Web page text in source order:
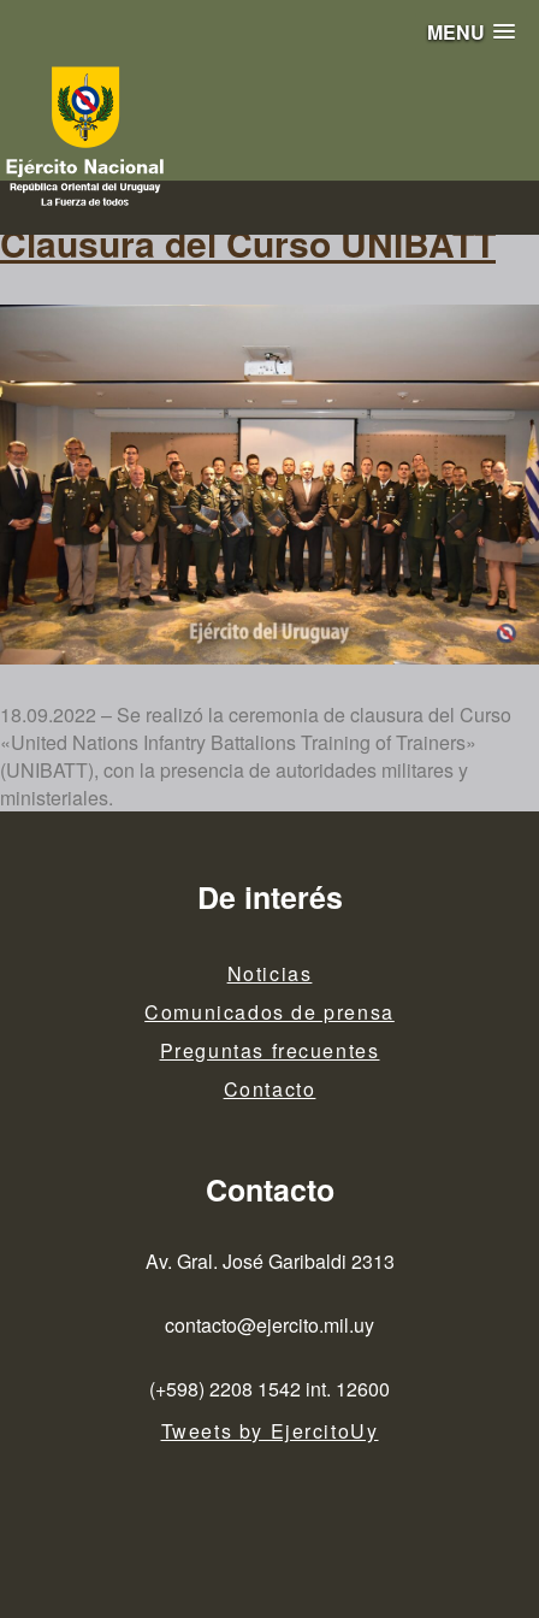
MENU
Cierre
Clausura del Curso UNIBATT
18.09.2022 – Se realizó la ceremonia de clausura del Curso
«United Nations Infantry Battalions Training of Trainers»
(UNIBATT), con la presencia de autoridades militares y
ministeriales.
De interés
Noticias
Comunicados de prensa
Preguntas frecuentes
Contacto
Contacto
Av. Gral. José Garibaldi 2313
contacto@ejercito.mil.uy
(+598) 2208 1542 int. 12600
Tweets by EjercitoUy